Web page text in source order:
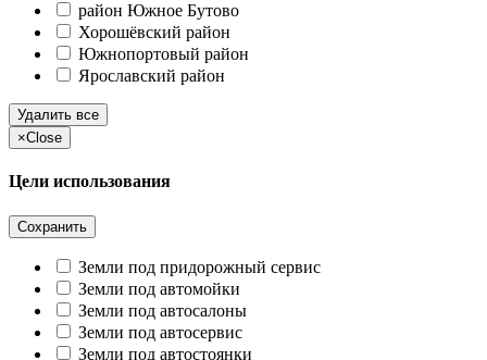
район Южное Бутово
Хорошёвский район
Южнопортовый район
Ярославский район
Удалить все
×Close
Цели использования
Сохранить
Земли под придорожный сервис
Земли под автомойки
Земли под автосалоны
Земли под автосервис
Земли под автостоянки